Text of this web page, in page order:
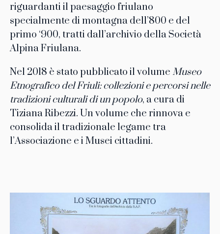
riguardanti il paesaggio friulano
specialmente di montagna dell’800 e del
primo ‘900, tratti dall’archivio della Società
Alpina Friulana.
Nel 2018 è stato pubblicato il volume Museo
Etnografico del Friuli: collezioni e percorsi nelle
tradizioni culturali di un popolo, a cura di
Tiziana Ribezzi. Un volume che rinnova e
consolida il tradizionale legame tra
l’Associazione e i Musei cittadini.